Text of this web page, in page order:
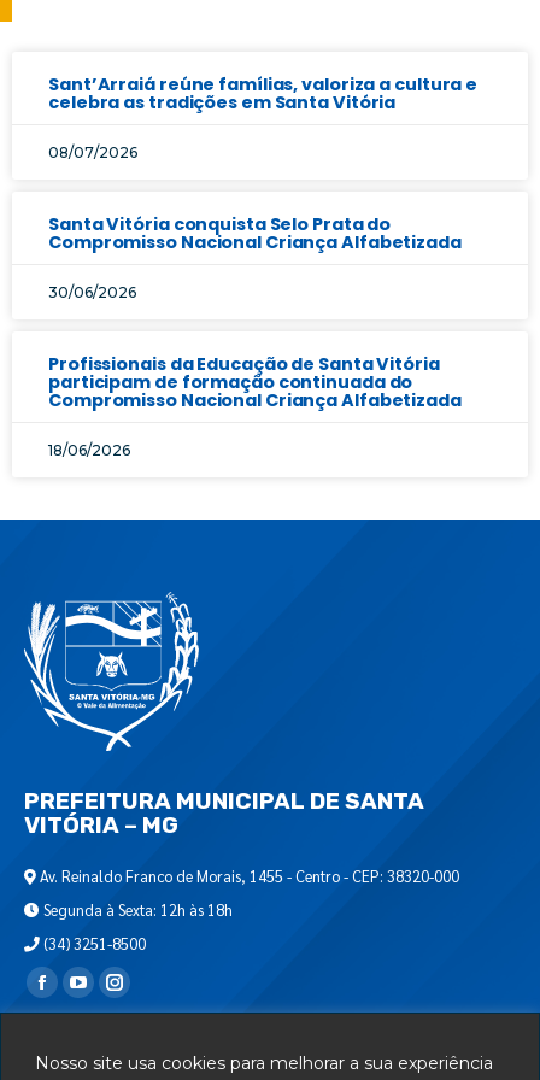
Nosso site usa cookies para melhorar a sua experiência
Sant’Arraiá reúne famílias, valoriza a cultura e
celebra as tradições em Santa Vitória
08/07/2026
Santa Vitória conquista Selo Prata do
Compromisso Nacional Criança Alfabetizada
30/06/2026
Profissionais da Educação de Santa Vitória
participam de formação continuada do
Compromisso Nacional Criança Alfabetizada
18/06/2026
PREFEITURA MUNICIPAL DE SANTA
VITÓRIA – MG
Av. Reinaldo Franco de Morais, 1455 - Centro - CEP: 38320-000
Segunda à Sexta: 12h às 18h
(34) 3251-8500
Encontre-nos em: